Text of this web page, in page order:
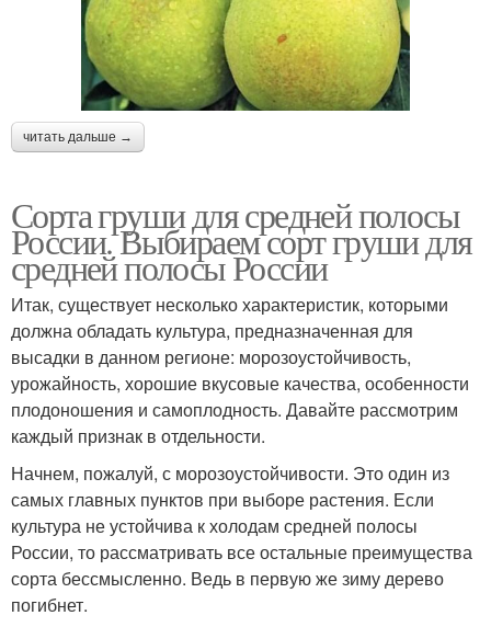
читать дальше →
Сорта груши для средней полосы
России. Выбираем сорт груши для
средней полосы России
Итак, существует несколько характеристик, которыми
должна обладать культура, предназначенная для
высадки в данном регионе: морозоустойчивость,
урожайность, хорошие вкусовые качества, особенности
плодоношения и самоплодность. Давайте рассмотрим
каждый признак в отдельности.
Начнем, пожалуй, с морозоустойчивости. Это один из
самых главных пунктов при выборе растения. Если
культура не устойчива к холодам средней полосы
России, то рассматривать все остальные преимущества
сорта бессмысленно. Ведь в первую же зиму дерево
погибнет.